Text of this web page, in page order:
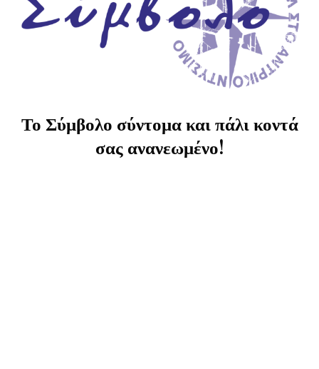
Το Σύμβολο σύντομα και πάλι κοντά
σας ανανεωμένο!